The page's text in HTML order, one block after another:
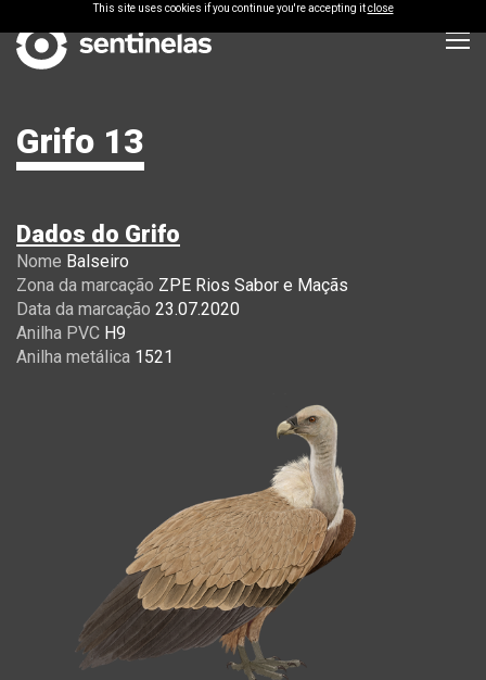
This site uses cookies if you continue you're accepting itclose
Grifo 13
Dados do Grifo
Nome Balseiro
Zona da marcação ZPE Rios Sabor e Maçãs
Data da marcação 23.07.2020
Anilha PVC H9
Anilha metálica 1521